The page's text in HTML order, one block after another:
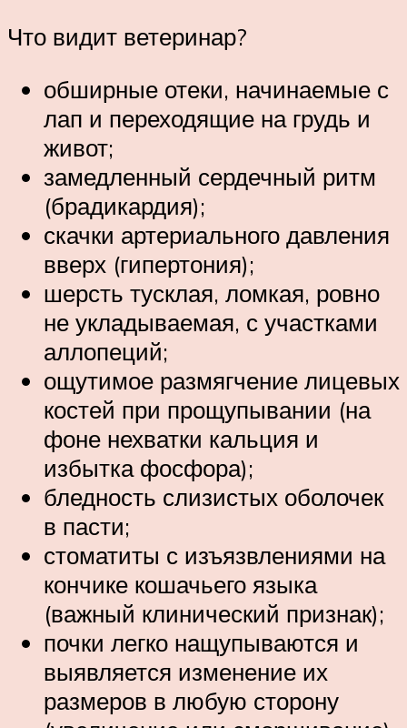
Что видит ветеринар?
обширные отеки, начинаемые с
лап и переходящие на грудь и
живот;
замедленный сердечный ритм
(брадикардия);
скачки артериального давления
вверх (гипертония);
шерсть тусклая, ломкая, ровно
не укладываемая, с участками
аллопеций;
ощутимое размягчение лицевых
костей при прощупывании (на
фоне нехватки кальция и
избытка фосфора);
бледность слизистых оболочек
в пасти;
стоматиты с изъязвлениями на
кончике кошачьего языка
(важный клинический признак);
почки легко нащупываются и
выявляется изменение их
размеров в любую сторону